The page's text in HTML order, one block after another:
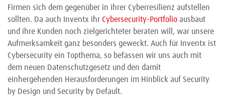
Firmen sich dem gegenüber in ihrer Cyberresilienz aufstellen
sollten. Da auch Inventx ihr Cybersecurity-Portfolio ausbaut
und ihre Kunden noch zielgerichteter beraten will, war unsere
Aufmerksamkeit ganz besonders geweckt. Auch für Inventx ist
Cybersecurity ein Topthema, so befassen wir uns auch mit
dem neuen Datenschutzgesetz und den damit
einhergehenden Herausforderungen im Hinblick auf Security
by Design und Security by Default.